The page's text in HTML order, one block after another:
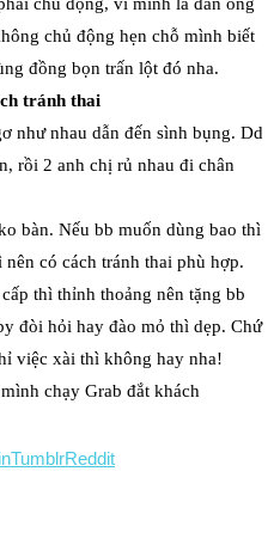
chủ động, vì mình là đàn ông
chủ động hẹn chỗ mình biết
đồng bọn trấn lột đó nha.
tránh thai
như nhau dẫn đến sình bụng. Dd
rồi 2 anh chị rủ nhau đi chân
bàn. Nếu bb muốn dùng bao thì
có cách tránh thai phù hợp.
thì thỉnh thoảng nên tặng bb
đòi hỏi hay đào mỏ thì dẹp. Chứ
việc xài thì không hay nha!
chạy Grab đắt khách
TumblrReddit